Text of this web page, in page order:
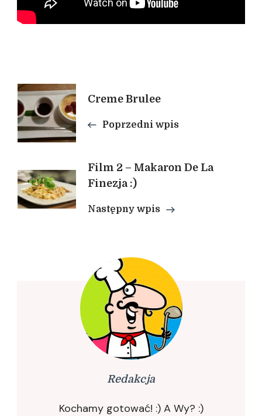
Nawigacja
wpisu
Creme Brulee
Poprzedni wpis
Film 2 – Makaron De La
Finezja :)
Następny wpis
Redakcja
Kochamy gotować! :) A Wy? :)